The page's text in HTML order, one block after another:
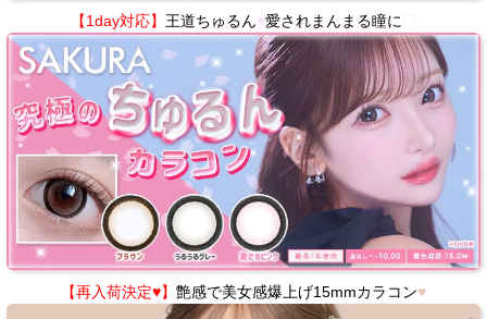
【1day対応】 王道ちゅるん♥愛されまんまる瞳に
【再入荷決定♥】 艶感で美女感爆上げ15mmカラコン♥